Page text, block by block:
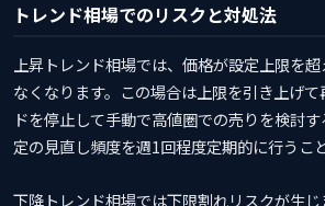
トレンド相場でのリスクと対処法
上昇トレンド相場では、価格が設定上限を
なくなります。この場合は上限を引き上げ
ドを停止して手動で高値圏での売りを検討
定の見直し頻度を週1回程度定期的に行うこ
下降トレンド相場では下限割れリスクが生